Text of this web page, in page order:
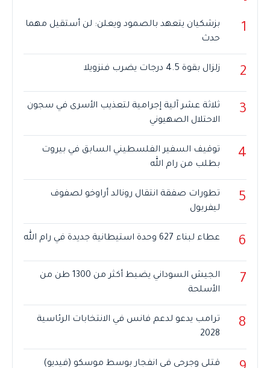
1
بزشكيان يتعهد بالصمود ويعلن: لن أستقيل مهما
حدث
2 زلزال بقوة 4.5 درجات يضرب فنزويلا
3
ثلاثة عشر آلية إجرامية لتعذيب الأسرى في سجون
الاحتلال الصهيوني
4
توقيف السفير الفلسطيني السابق في بيروت
بطلب من رام الله
5
تطورات صفقة انتقال رونالد أراوخو لصفوف
ليفربول
6 عطاء لبناء 627 وحدة استيطانية جديدة في رام الله
7
الجيش السوداني يضبط أكثر من 1300 طن من
الأسلحة
8
ترامب يدعو لدعم فانس في الانتخابات الرئاسية
2028
قتلى وجرحى في انفجار بوسط موسكو (فيديو)